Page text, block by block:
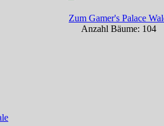
Zum Gamer's Palace
Anzahl Bäume: 104